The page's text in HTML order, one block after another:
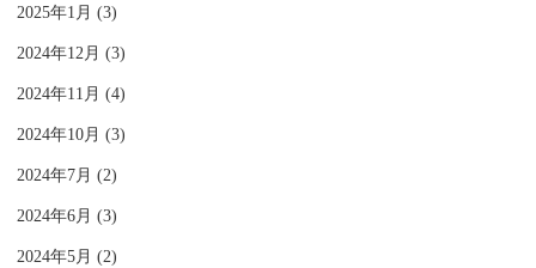
2025年1月 (3)
2024年12月 (3)
2024年11月 (4)
2024年10月 (3)
2024年7月 (2)
2024年6月 (3)
2024年5月 (2)